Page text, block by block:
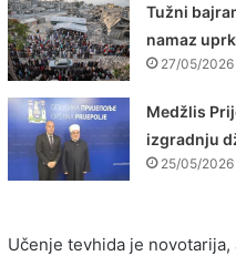
Tužni
namaz
27/05/2026
Medžlis
izgradnju
25/05/2026
Učenje tevhida je